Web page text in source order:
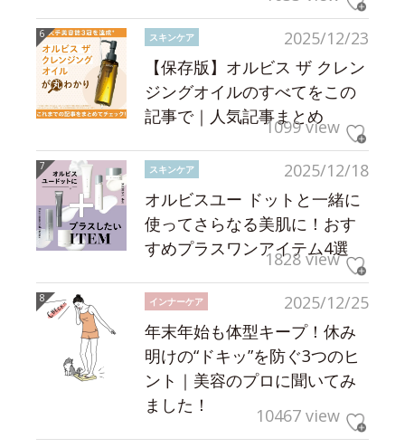
2025/12/23
スキンケア
【保存版】オルビス ザ クレン
ジングオイルのすべてをこの
記事で｜人気記事まとめ
1099 view
2025/12/18
スキンケア
オルビスユー ドットと一緒に
使ってさらなる美肌に！おす
すめプラスワンアイテム4選
1828 view
2025/12/25
インナーケア
年末年始も体型キープ！休み
明けの“ドキッ”を防ぐ3つのヒ
ント｜美容のプロに聞いてみ
ました！
10467 view